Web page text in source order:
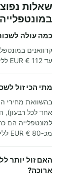
שאלות
במונטפלייה
כמה עולה
עד 112 € EUR ללילה
מתי הכי זול
בהשוואת מחירי
אחד לכל רבעון),
מכ-80 € EUR ללילה.
האם זול יותר
ארוכה?